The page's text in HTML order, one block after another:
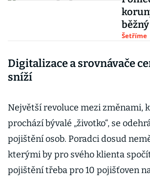
si dát
Šetříme
Digitalizace a srovnávače
sníží
Největší revoluce mezi změnami,
prochází bývalé „životko“, se
pojištění osob. Poradci dosud
kterými by pro svého klienta
pojištění třeba pro 10 pojišťoven